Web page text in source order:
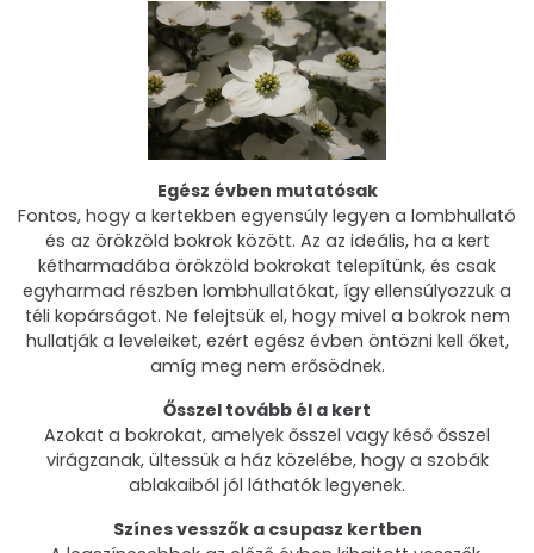
Egész évben mutatósak
Fontos, hogy a kertekben egyensúly legyen a lombhullató
és az örökzöld bokrok között. Az az ideális, ha a kert
kétharmadába örökzöld bokrokat telepítünk, és csak
egyharmad részben lombhullatókat, így ellensúlyozzuk a
téli kopárságot. Ne felejtsük el, hogy mivel a bokrok nem
hullatják a leveleiket, ezért egész évben öntözni kell őket,
amíg meg nem erősödnek.
Ősszel tovább él a kert
Azokat a bokrokat, amelyek ősszel vagy késő ősszel
virágzanak, ültessük a ház közelébe, hogy a szobák
ablakaiból jól láthatók legyenek.
Színes vesszők a csupasz kertben